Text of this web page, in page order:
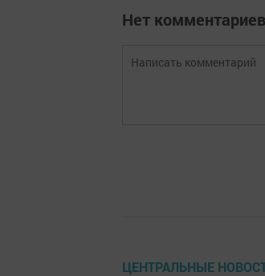
Нет комментариев
ЦЕНТРАЛЬНЫЕ